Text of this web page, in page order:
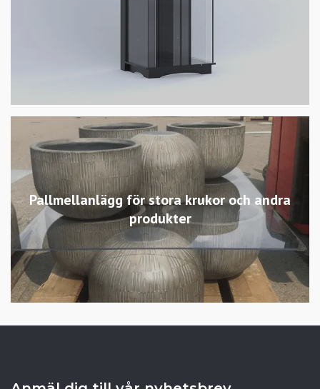
Pallmellanlägg för stora krukor och andra
produkter